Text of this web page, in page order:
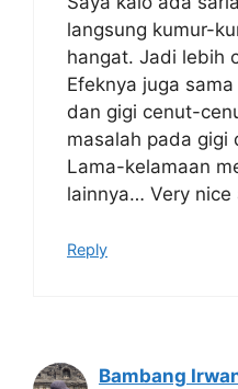
langsung kumur-
hangat. Jadi lebih
Efeknya juga
dan gigi cenut-
masalah pada gigi
Lama-kelamaan
lainnya… Very nice
Reply
Bambang